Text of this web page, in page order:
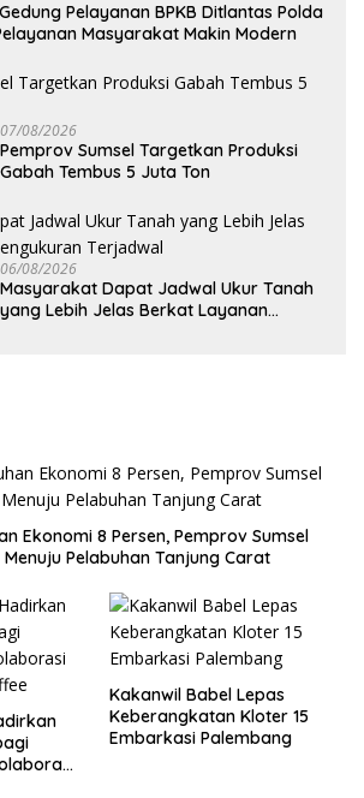
Pelayanan BPKB Ditlantas Polda
Masyarakat Makin Modern
07/08/2026
Pemprov Sumsel Targetkan Produksi
Gabah Tembus 5 Juta Ton
06/08/2026
Masyarakat Dapat Jadwal Ukur Tanah
yang Lebih Jelas Berkat Layanan
Ekonomi 8 Persen, Pemprov Sumsel
Pelabuhan Tanjung Carat
Kakanwil Babel Lepas
Keberangkatan Kloter 15
Embarkasi Palembang